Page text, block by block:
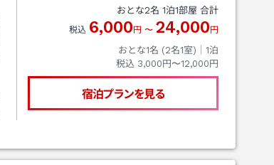
おとな2名 1泊1部屋 合計
税込 6,000 円 〜 24,000 円
おとな1名 (2名1室)｜ 1泊
税込 3,000円〜12,000円
宿泊プランを見る